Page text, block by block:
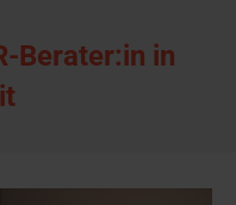
Berater:in in